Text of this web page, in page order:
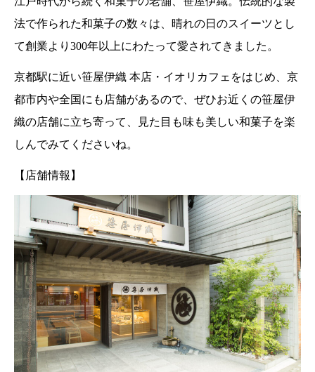
法で作られた和菓子の数々は、晴れの日のスイーツとし
て創業より300年以上にわたって愛されてきました。
京都駅に近い笹屋伊織 本店・イオリカフェをはじめ、京
都市内や全国にも店舗があるので、ぜひお近くの笹屋伊
織の店舗に立ち寄って、見た目も味も美しい和菓子を楽
しんでみてくださいね。
【店舗情報】